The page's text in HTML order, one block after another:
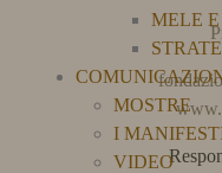
MELE
MOSTRE
I
VIDEO